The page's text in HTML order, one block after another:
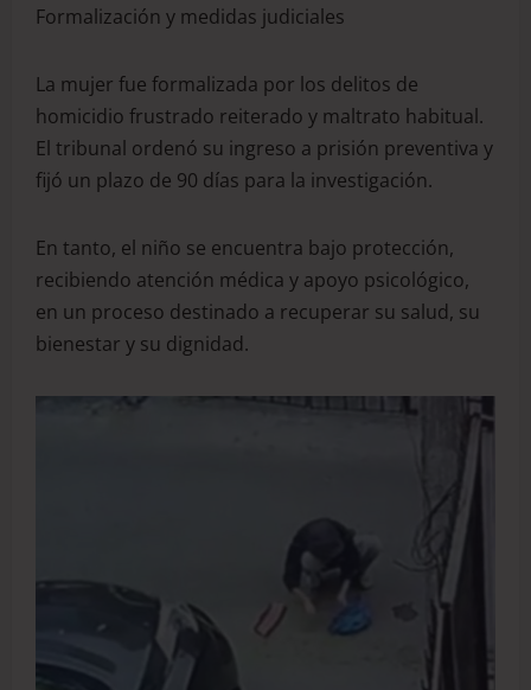
Formalización y medidas judiciales
La mujer fue formalizada por los delitos de
homicidio frustrado reiterado y maltrato habitual.
El tribunal ordenó su ingreso a prisión preventiva y
fijó un plazo de 90 días para la investigación.
En tanto, el niño se encuentra bajo protección,
recibiendo atención médica y apoyo psicológico,
en un proceso destinado a recuperar su salud, su
bienestar y su dignidad.